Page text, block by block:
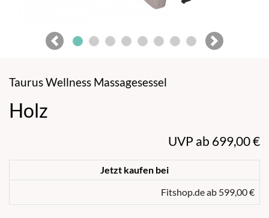
Previous Next
Taurus Wellness Massagesessel
Holz
UVP ab 699,00 €
Jetzt kaufen bei
Fitshop.de ab 599,00 €